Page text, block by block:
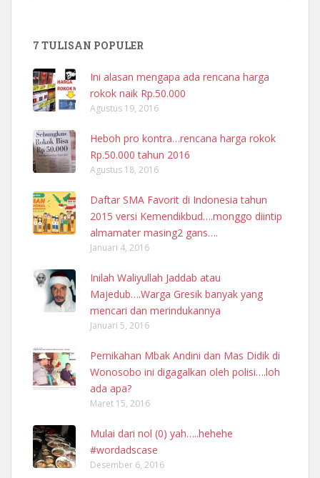
7 TULISAN POPULER
Ini alasan mengapa ada rencana harga
rokok naik Rp.50.000
Agustus 19, 2016
Heboh pro kontra…rencana harga rokok
Rp.50.000 tahun 2016
Agustus 18, 2016
Daftar SMA Favorit di Indonesia tahun
2015 versi Kemendikbud….monggo diintip
almamater masing2 gans….
Januari 4, 2016
Inilah Waliyullah Jaddab atau
Majedub….Warga Gresik banyak yang
mencari dan merindukannya
Januari 5, 2016
Pernikahan Mbak Andini dan Mas Didik di
Wonosobo ini digagalkan oleh polisi….loh
ada apa?
Maret 15, 2016
Mulai dari nol (0) yah…..hehehe
#wordadscase
Desember 6, 2016